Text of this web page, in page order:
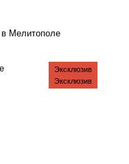
в Мелитополе
Эксклюзив
Эксклюзив